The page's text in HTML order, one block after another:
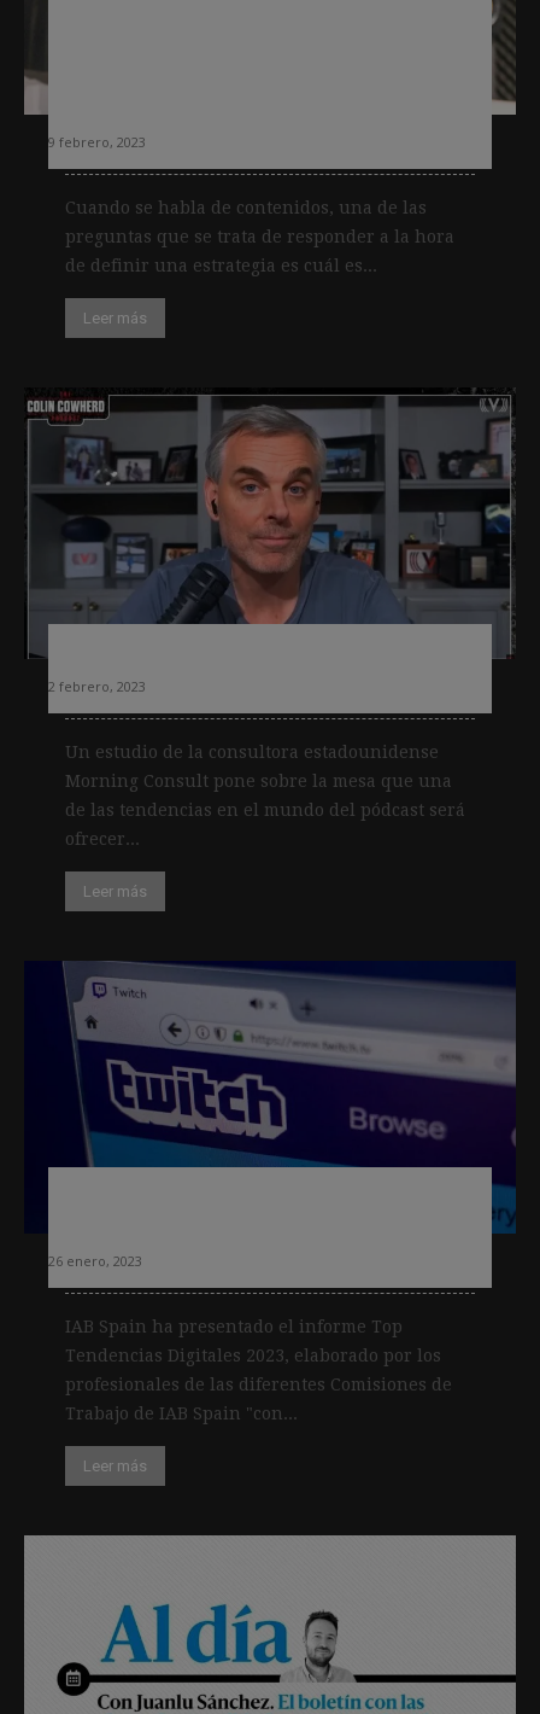
9 febrero, 2023
Cuando se habla de contenidos, una de las
preguntas que se trata de responder a la hora
de definir una estrategia es cuál es...
Leer más
2 febrero, 2023
Un estudio de la consultora estadounidense
Morning Consult pone sobre la mesa que una
de las tendencias en el mundo del pódcast será
ofrecer...
Leer más
26 enero, 2023
IAB Spain ha presentado el informe Top
Tendencias Digitales 2023, elaborado por los
profesionales de las diferentes Comisiones de
Trabajo de IAB Spain "con...
Leer más